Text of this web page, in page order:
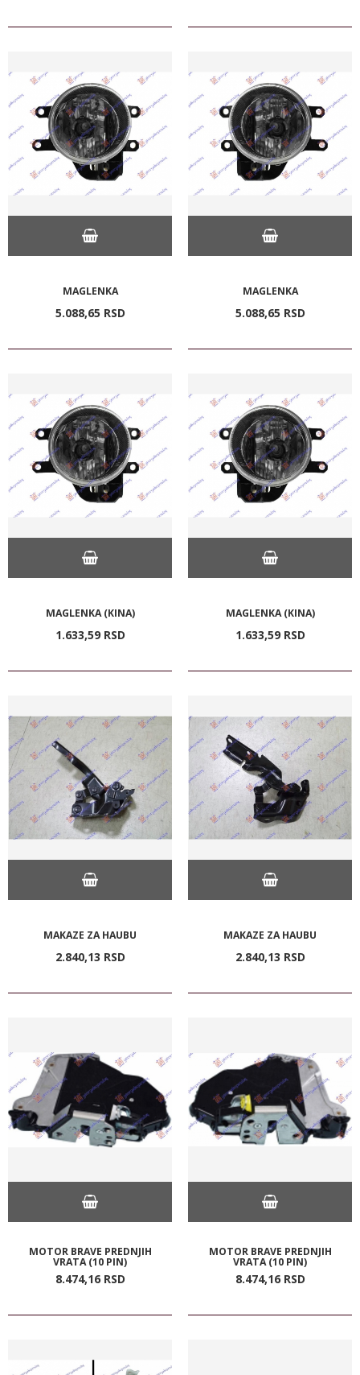
MAGLENKA
5.088,65 RSD
MAGLENKA
5.088,65 RSD
MAGLENKA (KINA)
1.633,59 RSD
MAGLENKA (KINA)
1.633,59 RSD
MAKAZE ZA HAUBU
2.840,13 RSD
MAKAZE ZA HAUBU
2.840,13 RSD
MOTOR BRAVE PREDNJIH
VRATA (10 PIN)
8.474,16 RSD
MOTOR BRAVE PREDNJIH
VRATA (10 PIN)
8.474,16 RSD